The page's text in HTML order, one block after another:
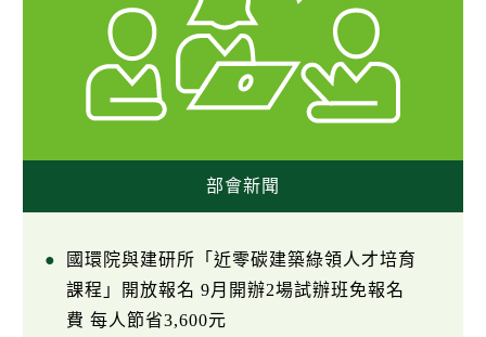
部會新聞
國環院與建研所「近零碳建築綠領人才培育
課程」開放報名 9月開辦2場試辦班免報名
費 每人節省3,600元